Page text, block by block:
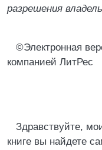
разрешения
©Электронная
компанией ЛитРес
Здравствуйте,
книге вы найдете